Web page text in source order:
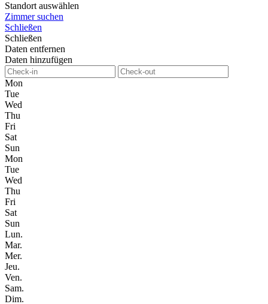
Standort auswählen
Zimmer suchen
Schließen
Schließen
Daten entfernen
Daten hinzufügen
Mon
Tue
Wed
Thu
Fri
Sat
Sun
Mon
Tue
Wed
Thu
Fri
Sat
Sun
Lun.
Mar.
Mer.
Jeu.
Ven.
Sam.
Dim.